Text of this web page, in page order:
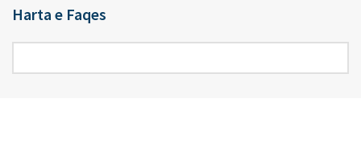
Harta e Faqes
e